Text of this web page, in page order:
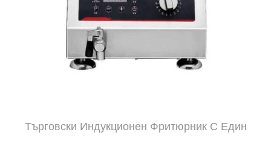
Търговски Индукционен Фритюрник С Един